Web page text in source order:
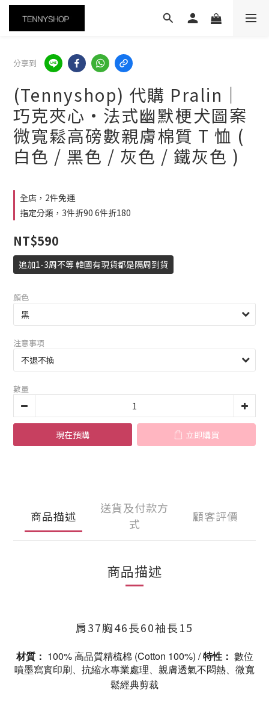
分享到
(Tennyshop) 代購 Pralin｜
巧克夾心・法式幽默梗犬圖案
微寬鬆高磅數親膚棉質 T 恤 (
白色 / 黑色 / 灰色 / 鐵灰色 )
全店，2件免運
指定分類，3件折90 6件折180
NT$590
追加1-3周不等 韓國有現貨都是隔周到貨
顏色
注意事項
數量
現在預購 立即購買
商品描述
送貨及付款方
式
顧客評價
商品描述
肩37胸46長60袖長15
材質： 100% 高品質精梳棉 (Cotton 100%) / 特性： 數位
噴墨寫實印刷、抗縮水專業處理、親膚透氣不悶熱、微寬
鬆經典剪裁